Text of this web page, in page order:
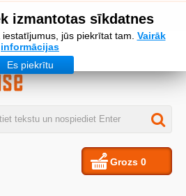
izmantotas sīkdatnes
jūs piekrītat tam. Vairāk
informācijas
Es piekrītu
Grozs 0